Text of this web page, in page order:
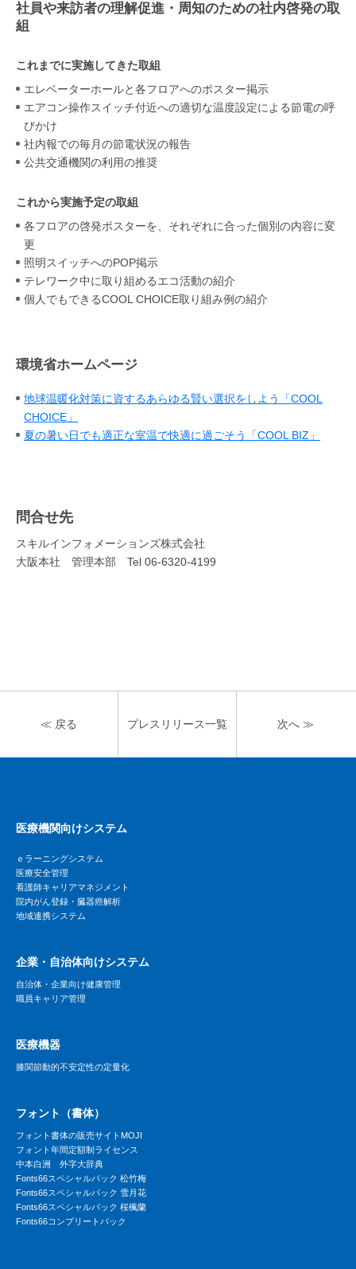
社員や来訪者の理解促進・周知のための社内啓発の取
組
これまでに実施してきた取組
エレベーターホールと各フロアへのポスター掲示
エアコン操作スイッチ付近への適切な温度設定による節電の呼
びかけ
社内報での毎月の節電状況の報告
公共交通機関の利用の推奨
これから実施予定の取組
各フロアの啓発ポスターを、それぞれに合った個別の内容に変
更
照明スイッチへのPOP掲示
テレワーク中に取り組めるエコ活動の紹介
個人でもできるCOOL CHOICE取り組み例の紹介
環境省ホームページ
地球温暖化対策に資するあらゆる賢い選択をしよう「COOL
CHOICE」
夏の暑い日でも適正な室温で快適に過ごそう「COOL BIZ」
問合せ先
スキルインフォメーションズ株式会社
大阪本社 管理本部 Tel 06-6320-4199
≪ 戻る プレスリリース一覧 次へ ≫
医療機関向けシステム
ｅラーニングシステム
医療安全管理
看護師キャリアマネジメント
院内がん登録・臓器癌解析
地域連携システム
企業・自治体向けシステム
自治体・企業向け健康管理
職員キャリア管理
医療機器
膝関節動的不安定性の定量化
フォント（書体）
フォント書体の販売サイトMOJI
フォント年間定額制ライセンス
中本白洲 外字大辞典
Fonts66スペシャルパック 松竹梅
Fonts66スペシャルパック 雪月花
Fonts66スペシャルパック 桜楓蘭
Fonts66コンプリートパック